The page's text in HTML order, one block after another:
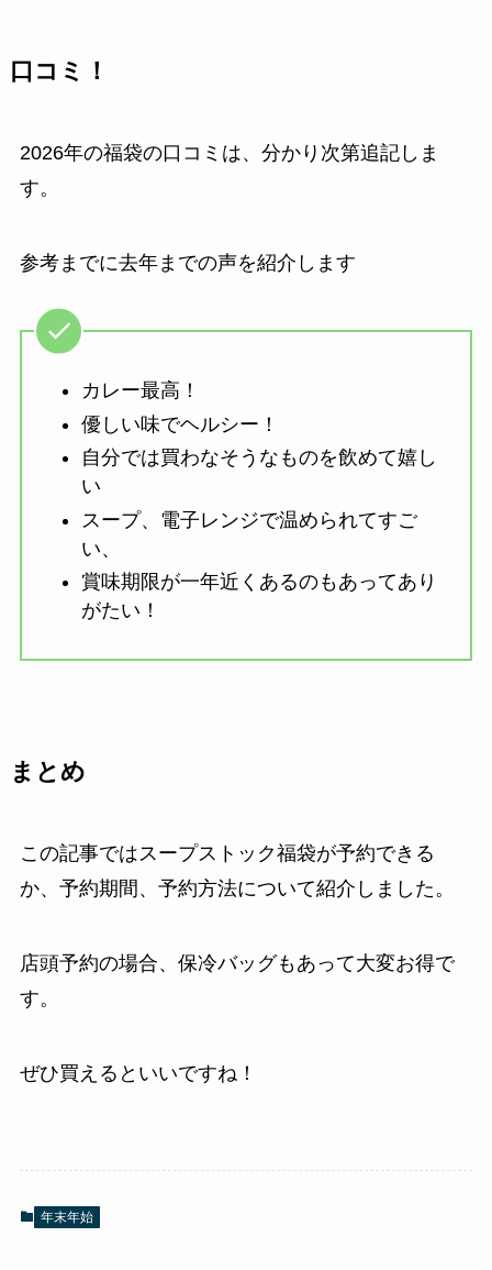
口コミ！
2026年の福袋の口コミは、分かり次第追記しま
す。
参考までに去年までの声を紹介します
カレー最高！
優しい味でヘルシー！
自分では買わなそうなものを飲めて嬉し
い
スープ、電子レンジで温められてすご
い、
賞味期限が一年近くあるのもあってあり
がたい！
まとめ
この記事ではスープストック福袋が予約できる
か、予約期間、予約方法について紹介しました。
店頭予約の場合、保冷バッグもあって大変お得で
す。
ぜひ買えるといいですね！
年末年始